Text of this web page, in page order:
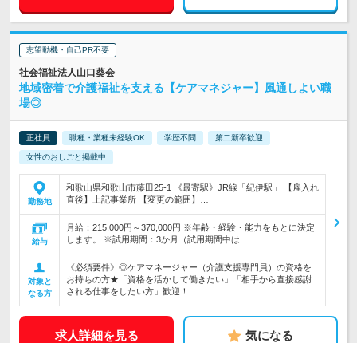
志望動機・自己PR不要
社会福祉法人山口葵会
地域密着で介護福祉を支える【ケアマネジャー】風通しよい職
場◎
正社員 職種・業種未経験OK 学歴不問 第二新卒歓迎
女性のおしごと掲載中
勤務地
和歌山県和歌山市藤田25-1 《最寄駅》JR線「紀伊駅」 【雇入れ
直後】上記事業所 【変更の範囲】…
給与
月給：215,000円～370,000円 ※年齢・経験・能力をもとに決定
します。 ※試用期間：3か月（試用期間中は…
対象と
なる方
《必須要件》◎ケアマネージャー（介護支援専門員）の資格を
お持ちの方★「資格を活かして働きたい」「相手から直接感謝
される仕事をしたい方」歓迎！
求人詳細を見る 気になる